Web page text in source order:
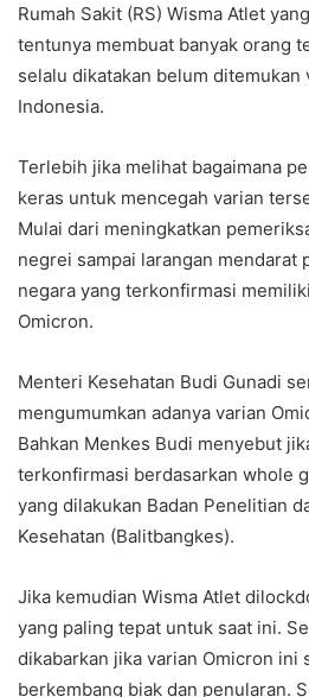
Rumah Sakit (RS) Wisma Atlet
tentunya membuat banyak orang
selalu dikatakan belum ditemukan
Indonesia.
Terlebih jika melihat bagaimana
keras untuk mencegah varian
Mulai dari meningkatkan
negrei sampai larangan mendarat
negara yang terkonfirmasi
Omicron.
Menteri Kesehatan Budi Gunadi
mengumumkan adanya varian
Bahkan Menkes Budi menyebut
terkonfirmasi berdasarkan whole
yang dilakukan Badan Penelitian
Kesehatan (Balitbangkes).
Jika kemudian Wisma Atlet
yang paling tepat untuk saat ini.
dikabarkan jika varian Omicron ini
berkembang biak dan penularan.